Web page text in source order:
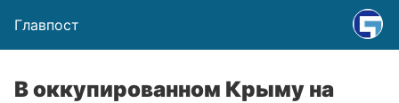
Главпост
В оккупированном Крыму на